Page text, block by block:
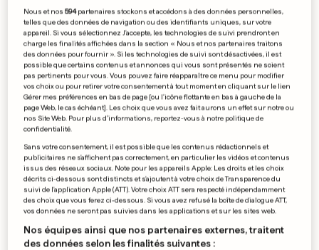
97'
Zizo (Egypte) se voit accorder un coup franc
dans sa moitié de terrain.
96'
Remplacement, Egypte. Zizo remplace
Mohanad Lasheen.
95'
Remplacement, Argentine. Nicolás Otamendi
remplace Cristian Romero.
Nous et nos594partenaires stockons et accédons à des données personnelles,
telles que des données de navigation ou des identifiants uniques, sur votre
appareil. Si vous sélectionnez J'accepte, les technologies de suivi prendront en
charge les finalités affichées dans la section « Nous et nos partenaires traitons
des données pour fournir ». Si les technologies de suivi sont désactivées, il est
possible que certains contenus et annonces qui vous sont présentés ne soient
pas pertinents pour vous. Vous pouvez faire réapparaître ce menu pour modifier
vos choix ou pour retirer votre consentement à tout moment en cliquant sur le lien
Gérer mes préférences en bas de page [ou l'icône flottante en bas à gauche de la
page Web, le cas échéant]. Les choix que vous avez fait aurons un effet sur notre ou
nos Site Web. Pour plus d’informations, reportez-vous à notre politique de
confidentialité.
Sans votre consentement, il est possible que les contenus rédactionnels et
publicitaires ne s'affichent pas correctement, en particulier les vidéos et contenus
issus des réseaux sociaux. Note pour les appareils Apple: Les droits et les choix
décrits ci-dessous sont distincts et s'ajoutent à votre choix de Transparence du
suivi de l'application Apple (ATT). Votre choix ATT sera respecté indépendamment
des choix que vous ferez ci-dessous. Si vous avez refusé la boîte de dialogue ATT,
vos données ne seront pas suivies dans les applications et sur les sites web.
Nos équipes ainsi que nos partenaires externes, traitent
des données selon les finalités suivantes :